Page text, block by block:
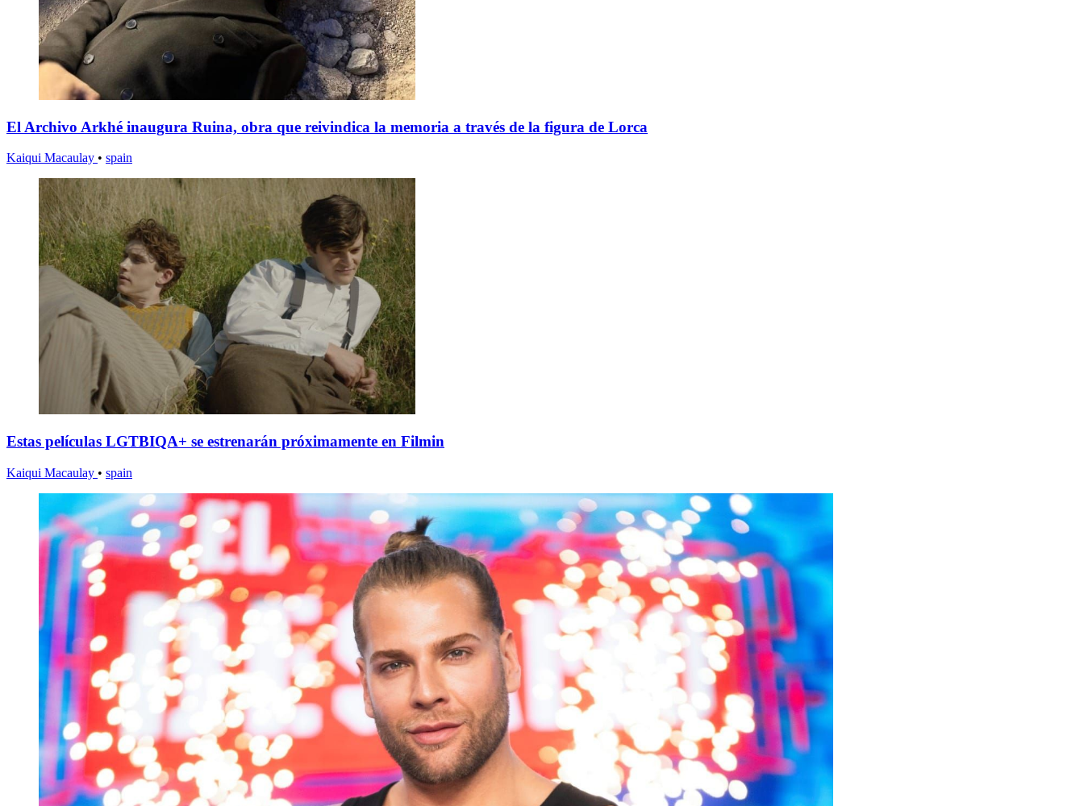
El Archivo Arkhé inaugura Ruina, obra que reivindica la memoria a través de la figura de Lorca
Kaiqui Macaulay • spain
Estas películas LGTBIQA+ se estrenarán próximamente en Filmin
Kaiqui Macaulay • spain